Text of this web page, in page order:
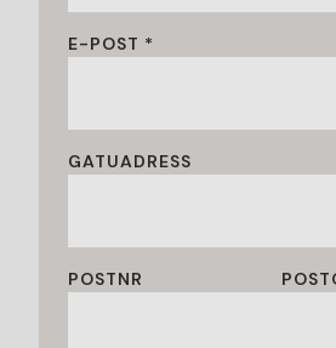
E-POST *
GATUADRESS
POSTNR